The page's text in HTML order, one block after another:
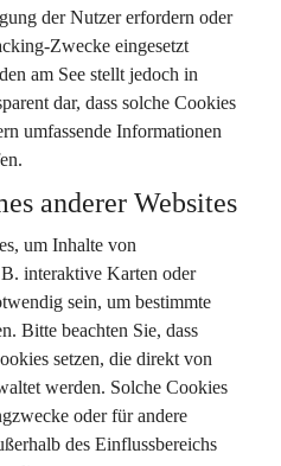
der Nutzer erfordern oder
Zwecke eingesetzt
am See stellt jedoch in
dar, dass solche Cookies
umfassende Informationen
anderer Websites
um Inhalte von
interaktive Karten oder
sein, um bestimmte
Bitte beachten Sie, dass
setzen, die direkt von
werden. Solche Cookies
oder für andere
des Einflussbereichs